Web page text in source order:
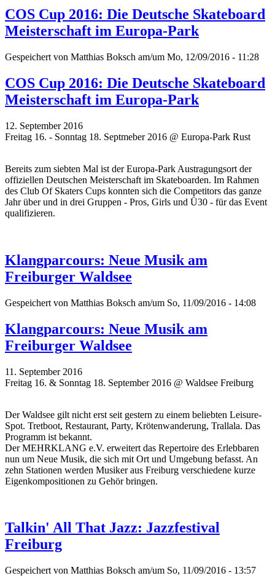
COS Cup 2016: Die Deutsche Skateboard
Meisterschaft im Europa-Park
Gespeichert von Matthias Boksch am/um Mo, 12/09/2016 - 11:28
COS Cup 2016: Die Deutsche Skateboard
Meisterschaft im Europa-Park
12. September 2016
Freitag 16. - Sonntag 18. Septmeber 2016 @ Europa-Park Rust
Bereits zum siebten Mal ist der Europa-Park Austragungsort der
offiziellen Deutschen Meisterschaft im Skateboarden. Im Rahmen
des Club Of Skaters Cups konnten sich die Competitors das ganze
Jahr über und in drei Gruppen - Pros, Girls und Ü30 - für das Event
qualifizieren.
Klangparcours: Neue Musik am
Freiburger Waldsee
Gespeichert von Matthias Boksch am/um So, 11/09/2016 - 14:08
Klangparcours: Neue Musik am
Freiburger Waldsee
11. September 2016
Freitag 16. & Sonntag 18. September 2016 @ Waldsee Freiburg
Der Waldsee gilt nicht erst seit gestern zu einem beliebten Leisure-
Spot. Tretboot, Restaurant, Party, Krötenwanderung, Trallala. Das
Programm ist bekannt.
Der MEHRKLANG e.V. erweitert das Repertoire des Erlebbaren
nun um Neue Musik, die sich mit Ort und Umgebung befasst. An
zehn Stationen werden Musiker aus Freiburg verschiedene kurze
Eigenkompositionen zu Gehör bringen.
Talkin' All That Jazz: Jazzfestival
Freiburg
Gespeichert von Matthias Boksch am/um So, 11/09/2016 - 13:57